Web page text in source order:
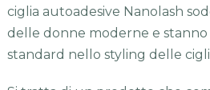
ciglia autoadesive Nanolash
delle donne moderne e
standard nello styling delle